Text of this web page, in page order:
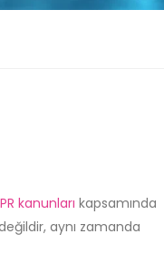
kanunları kapsamında
aynı zamanda